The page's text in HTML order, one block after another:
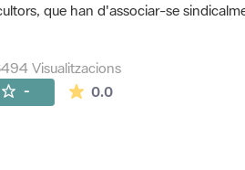
que han d'associar-se
Visualitzacions
- 0.0La mitjana de les